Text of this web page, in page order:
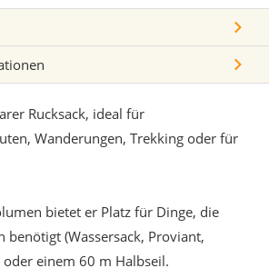
Rucksack, ideal für
Wanderungen, Trekking oder für
bietet er Platz für Dinge, die
benötigt (Wassersack, Proviant,
oder einem 60 m Halbseil.